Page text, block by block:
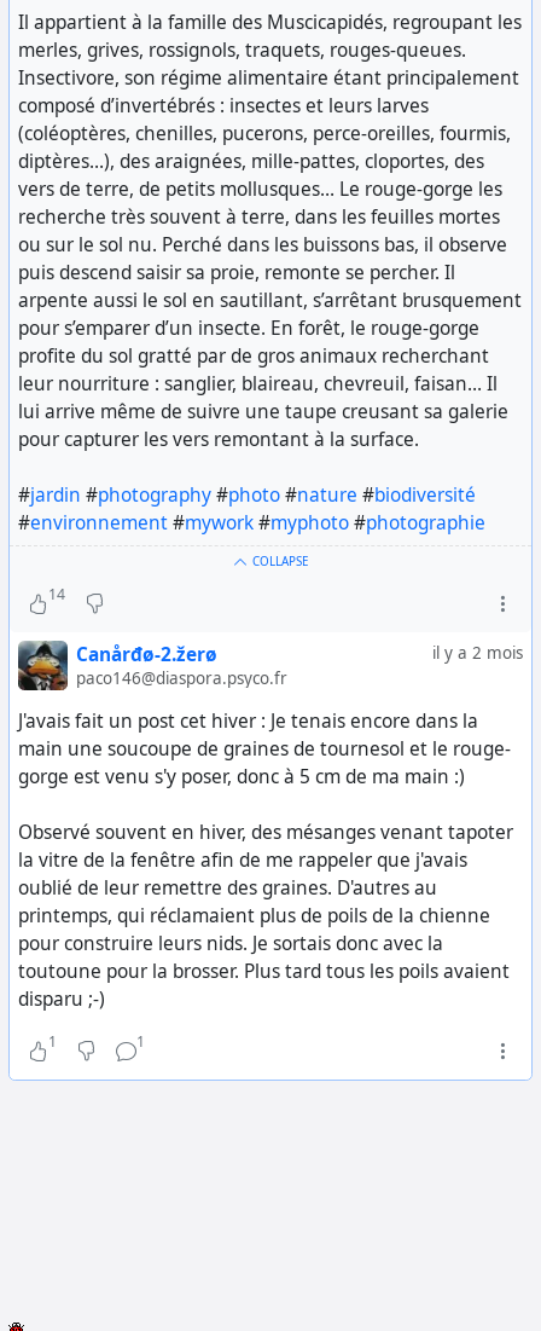
Il appartient à la famille des Muscicapidés, regroupant les
merles, grives, rossignols, traquets, rouges-queues.
Insectivore, son régime alimentaire étant principalement
composé d’invertébrés : insectes et leurs larves
(coléoptères, chenilles, pucerons, perce-oreilles, fourmis,
diptères…), des araignées, mille-pattes, cloportes, des
vers de terre, de petits mollusques… Le rouge-gorge les
recherche très souvent à terre, dans les feuilles mortes
ou sur le sol nu. Perché dans les buissons bas, il observe
puis descend saisir sa proie, remonte se percher. Il
arpente aussi le sol en sautillant, s’arrêtant brusquement
pour s’emparer d’un insecte. En forêt, le rouge-gorge
profite du sol gratté par de gros animaux recherchant
leur nourriture : sanglier, blaireau, chevreuil, faisan… Il
lui arrive même de suivre une taupe creusant sa galerie
pour capturer les vers remontant à la surface.
#jardin #photography#photo#nature #biodiversité
#environnement#mywork#myphoto#photographie
COLLAPSE
14
il y a 2 mois
Canårđø-2.žerø
paco146@diaspora.psyco.fr
J'avais fait un post cet hiver : Je tenais encore dans la
main une soucoupe de graines de tournesol et le rouge-
gorge est venu s'y poser, donc à 5 cm de ma main :)
Observé souvent en hiver, des mésanges venant tapoter
la vitre de la fenêtre afin de me rappeler que j'avais
oublié de leur remettre des graines. D'autres au
printemps, qui réclamaient plus de poils de la chienne
pour construire leurs nids. Je sortais donc avec la
toutoune pour la brosser. Plus tard tous les poils avaient
disparu ;-)
1 1